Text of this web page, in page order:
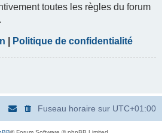
toutes les règles du forum
Politique de confidentialité
Fuseau horaire sur UTC+01:00